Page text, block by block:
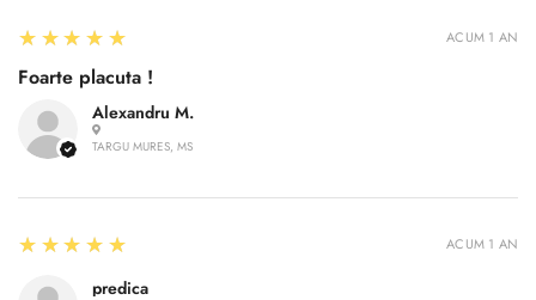
Alexandru M.
TARGU MURES, MS
5
★★★★★
Foarte placuta !
ACUM 1 AN
predica
5
★★★★★ ACUM 1 AN